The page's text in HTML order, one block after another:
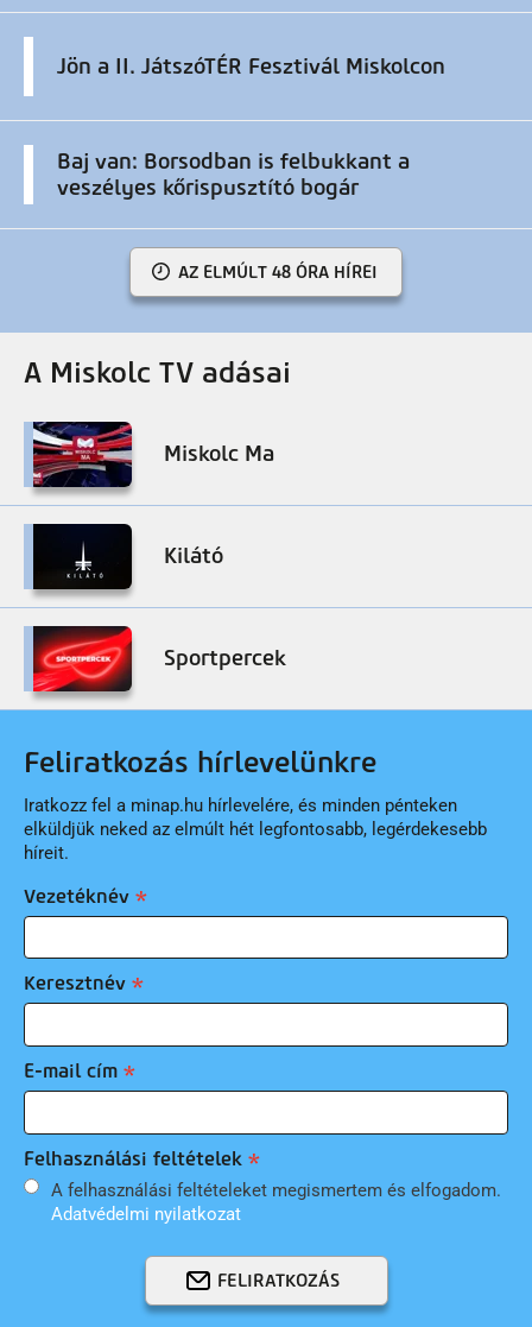
Jön a II. JátszóTÉR Fesztivál Miskolcon
Baj van: Borsodban is felbukkant a
veszélyes kőrispusztító bogár
AZ ELMÚLT 48 ÓRA HÍREI
A Miskolc TV adásai
Miskolc Ma
Kilátó
Sportpercek
Feliratkozás hírlevelünkre
Iratkozz fel a minap.hu hírlevelére, és minden pénteken
elküldjük neked az elmúlt hét legfontosabb, legérdekesebb
híreit.
Vezetéknév
Keresztnév
E-mail cím
Felhasználási feltételek
A felhasználási feltételeket megismertem és elfogadom.
Adatvédelmi nyilatkozat
FELIRATKOZÁS